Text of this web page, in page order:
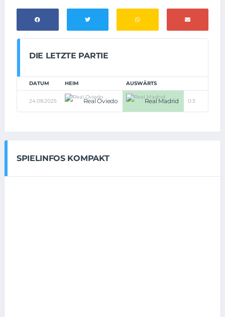
DIE LETZTE PARTIE
DATUM HEIM AUSWÄRTS
24.08.2025 Real Oviedo Real Madrid 0:3
SPIELINFOS KOMPAKT